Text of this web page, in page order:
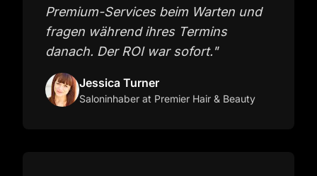
Premium-Services beim Warten und
fragen während ihres Termins
danach. Der ROI war sofort."
Jessica Turner
Saloninhaber at Premier Hair & Beauty